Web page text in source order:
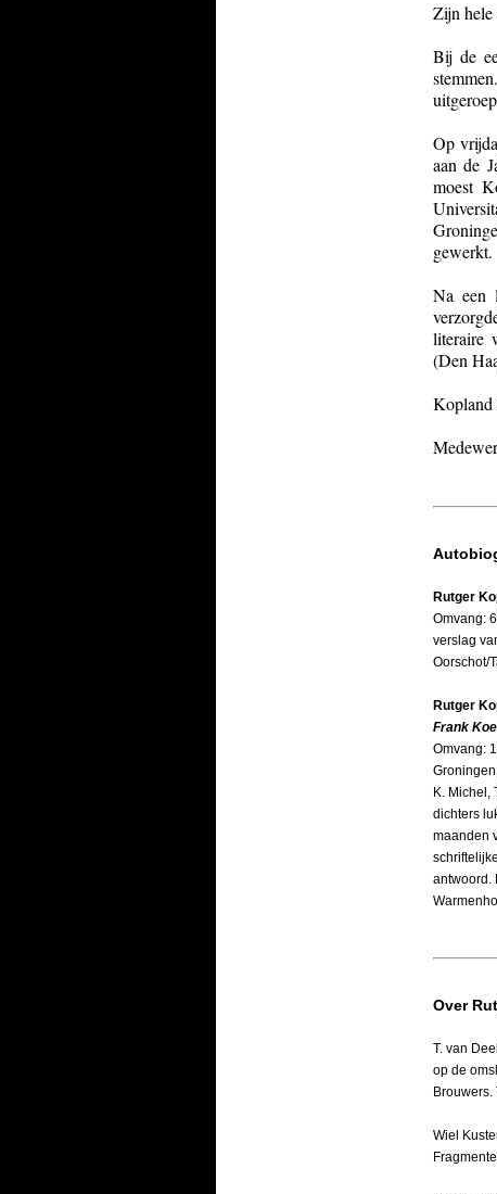
Zijn hele
Bij de
Op
aan de
moest
gewerkt.
Na een
literaire
(Den
Kopland
Rutger
Omvang:
verslag
Oorschot/
Rutger
Frank
Omvang:
K. Michel,
dichters
maanden
antwoord.
Over
T. van
op de
Wiel